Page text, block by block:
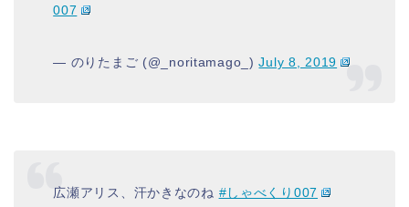
007
— のりたまご (@_noritamago_)July 8, 2019
広瀬アリス、汗かきなのね #しゃべくり007